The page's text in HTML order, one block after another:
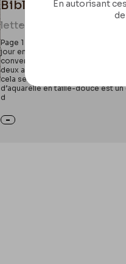
Bibliothèque royale
letter
Page 1 Recto : 11891. 24 mai,
jour en jour partir pour Bruxelles.
conversation valent vingt lettres,
deux aquarelles du Zadig que j’ai
cela sera parfaitement hideux ;
d’aquarelle en taille-douce est
d
En autorisant